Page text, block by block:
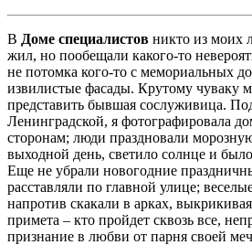
В Доме специалистов никто из моих
жил, но пообещали какого-то
не потомка кого-то с мемориальных
извилистые фасады. Крутому чуваку
представить бывшая сослуживица.
Ленинградской, я фотографировала
сторонам; люди праздновали
выходной день, светило солнце и
Еще не убрали новогодние
расставляли по главной улице;
напротив скакали в арках,
примета – кто пройдет сквозь все,
признание в любви от парня своей